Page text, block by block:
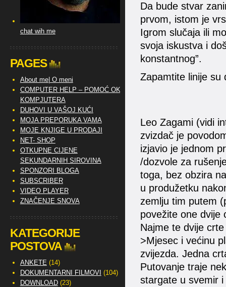
Da bude stvar
prvom, istom je
Igrom slučaja ili
svoja iskustva i
konstantnog”.
Zapamtite linije su
Leo Zagami (vidi
zvizdač je
izjavio je jednom
/dozvole za
toga, bez obzira
u produžetku
zemlju tim putem
povežite one dvije
Najme te dvije
>Mjesec i većinu
zvijezda. Jedna
Putovanje traje
stargate u svemir
chat wih me
PAGES
About me| O meni
COMPUTER HELP – POMOĆ OKO
KOMPJUTERA
DUHOVI U VAŠOJ KUĆI
MOJA PREPORUKA VAMA
MOJE KNJIGE U PRODAJI
NET- SHOP
OTKUPNE CIJENE
SEKUNDARNIH SIROVINA
SPONZORI BLOGA
SUBSCRIBER
VIDEO PLAYER
ZNAČENJE SNOVA
KATEGORIJE
POSTOVA
ANKETE (14)
DOKUMENTARNI FILMOVI (104)
DOWNLOAD(23)